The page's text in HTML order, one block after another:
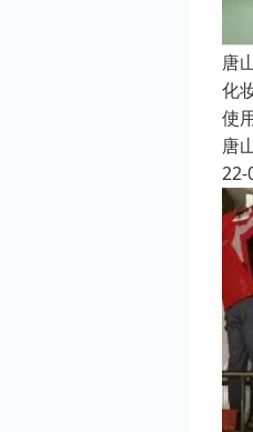
唐
化
使
唐
22-